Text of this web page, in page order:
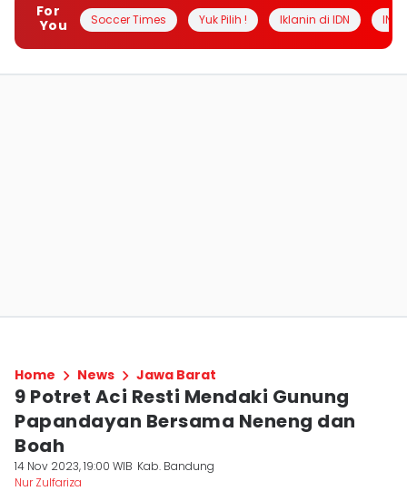
For
You
Soccer Times Yuk Pilih ! Iklanin di IDN
Home News Jawa Barat
9 Potret Aci Resti Mendaki Gunung
Papandayan Bersama Neneng dan
Boah
14 Nov 2023, 19:00 WIB Kab. Bandung
Nur Zulfariza